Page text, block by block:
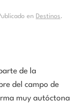
en Destinos.
de la
del campo de
muy autóctona